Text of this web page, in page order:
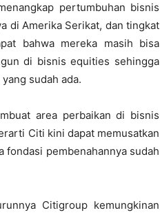
pertumbuhan bisnis
di Amerika Serikat, dan tingkat
bahwa mereka masih bisa
di bisnis equities sehingga
sudah ada.
area perbaikan di bisnis
Citi kini dapat memusatkan
pembenahannya sudah
Citigroup kemungkinan